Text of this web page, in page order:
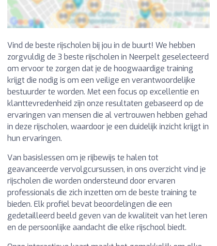
Vind de beste rijscholen bij jou in de buurt! We hebben
zorgvuldig de 3 beste rijscholen in Neerpelt geselecteerd
om ervoor te zorgen dat je de hoogwaardige training
krijgt die nodig is om een veilige en verantwoordelijke
bestuurder te worden. Met een focus op excellentie en
klanttevredenheid zijn onze resultaten gebaseerd op de
ervaringen van mensen die al vertrouwen hebben gehad
in deze rijscholen, waardoor je een duidelijk inzicht krijgt in
hun ervaringen.
Van basislessen om je rijbewijs te halen tot
geavanceerde vervolgcursussen, in ons overzicht vind je
rijscholen die worden ondersteund door ervaren
professionals die zich inzetten om de beste training te
bieden. Elk profiel bevat beoordelingen die een
gedetailleerd beeld geven van de kwaliteit van het leren
en de persoonlijke aandacht die elke rijschool biedt.